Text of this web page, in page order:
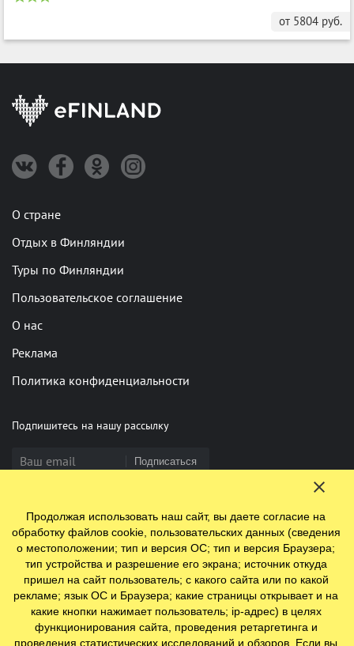
от 5804 руб.
О стране
Отдых в Финляндии
Туры по Финляндии
Пользовательское соглашение
О нас
Реклама
Политика конфиденциальности
Подпишитесь на нашу рассылку
Подписаться
Нашли опечатку? Выделите фрагмент и нажмите Ctrl+Enter
© 2009-2026 ООО "Ефинланд.ру". ОГРН 1197847110438.
Юр. адрес: 196084, г. Санкт-Петербург, ул. Цветочная, д. 16,
литер П, помещение 23
Продолжая использовать наш сайт, вы даете согласие на
обработку файлов cookie, пользовательских данных (сведения
о местоположении; тип и версия ОС; тип и версия Браузера;
тип устройства и разрешение его экрана; источник откуда
пришел на сайт пользователь; с какого сайта или по какой
рекламе; язык ОС и Браузера; какие страницы открывает и на
какие кнопки нажимает пользователь; ip-адрес) в целях
функционирования сайта, проведения ретаргетинга и
проведения статистических исследований и обзоров. Если вы